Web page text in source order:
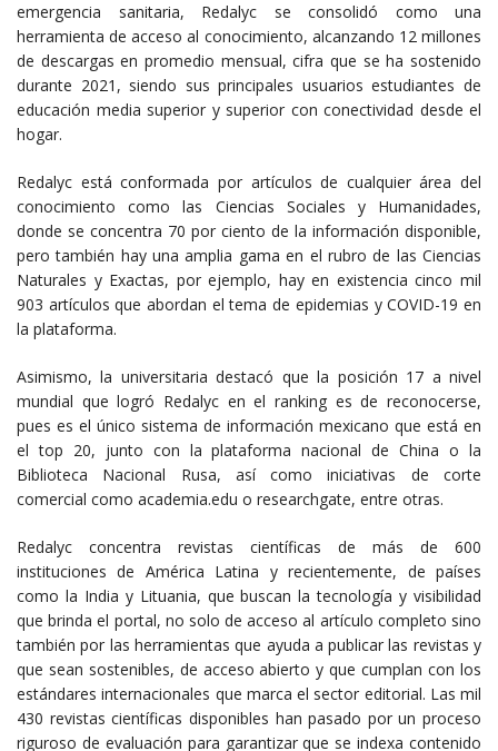
emergencia sanitaria, Redalyc se consolidó como una
herramienta de acceso al conocimiento, alcanzando 12 millones
de descargas en promedio mensual, cifra que se ha sostenido
durante 2021, siendo sus principales usuarios estudiantes de
educación media superior y superior con conectividad desde el
hogar.
Redalyc está conformada por artículos de cualquier área del
conocimiento como las Ciencias Sociales y Humanidades,
donde se concentra 70 por ciento de la información disponible,
pero también hay una amplia gama en el rubro de las Ciencias
Naturales y Exactas, por ejemplo, hay en existencia cinco mil
903 artículos que abordan el tema de epidemias y COVID-19 en
la plataforma.
Asimismo, la universitaria destacó que la posición 17 a nivel
mundial que logró Redalyc en el ranking es de reconocerse,
pues es el único sistema de información mexicano que está en
el top 20, junto con la plataforma nacional de China o la
Biblioteca Nacional Rusa, así como iniciativas de corte
comercial como academia.edu o researchgate, entre otras.
Redalyc concentra revistas científicas de más de 600
instituciones de América Latina y recientemente, de países
como la India y Lituania, que buscan la tecnología y visibilidad
que brinda el portal, no solo de acceso al artículo completo sino
también por las herramientas que ayuda a publicar las revistas y
que sean sostenibles, de acceso abierto y que cumplan con los
estándares internacionales que marca el sector editorial. Las mil
430 revistas científicas disponibles han pasado por un proceso
riguroso de evaluación para garantizar que se indexa contenido